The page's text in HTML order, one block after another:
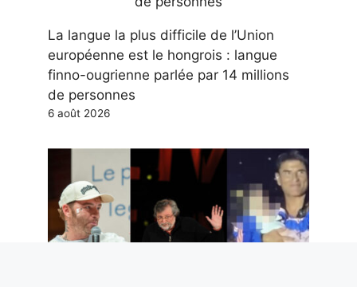
La langue la plus difficile de l’Union
européenne est le hongrois : langue
finno-ougrienne parlée par 14 millions
de personnes
6 août 2026